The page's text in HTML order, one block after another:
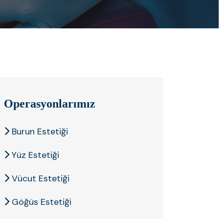
Operasyonlarımız
Burun Estetiği
Yüz Estetiği
Vücut Estetiği
Göğüs Estetiği